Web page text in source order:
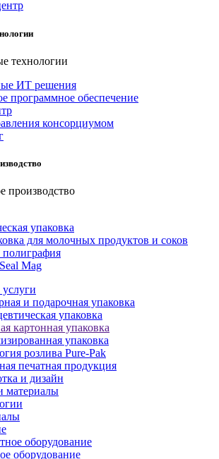
ИТ решения
программное обеспечение
консорциумом
упаковка
для молочных продуктов и соков
Mag
и подарочная упаковка
упаковка
картонная упаковка
упаковка
розлива Pure-Pak
печатная продукция
и дизайн
материалы
оборудование
оборудование